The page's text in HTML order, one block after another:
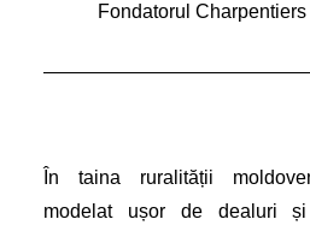
Fondatorul
În taina ruralității
modelat ușor de dealuri și